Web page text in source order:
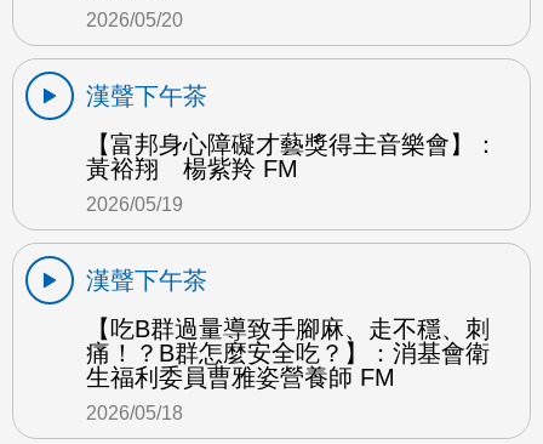
2026/05/20
漢聲下午茶
【富邦身心障礙才藝獎得主音樂會】：
黃裕翔 楊紫羚 FM
2026/05/19
漢聲下午茶
【吃B群過量導致手腳麻、走不穩、刺
痛！？B群怎麼安全吃？】：消基會衛
生福利委員曹雅姿營養師 FM
2026/05/18